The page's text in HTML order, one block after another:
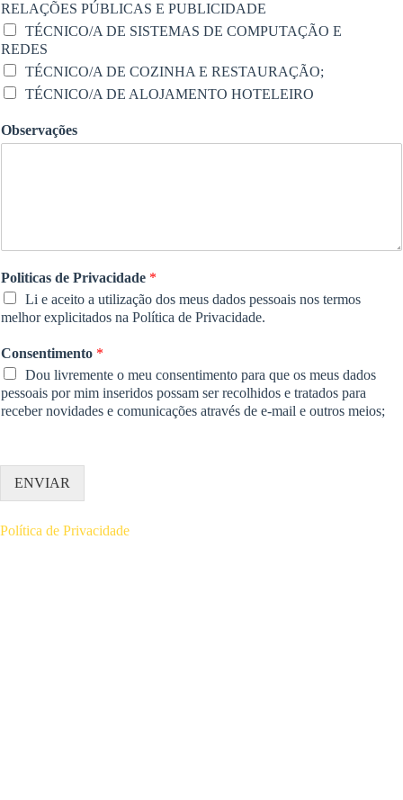
RELAÇÕES PÚBLICAS E PUBLICIDADE
TÉCNICO/A DE SISTEMAS DE COMPUTAÇÃO E
REDES
TÉCNICO/A DE COZINHA E RESTAURAÇÃO;
TÉCNICO/A DE ALOJAMENTO HOTELEIRO
Observações
Politicas de Privacidade *
Li e aceito a utilização dos meus dados pessoais nos termos
melhor explicitados na Política de Privacidade.
Consentimento *
Dou livremente o meu consentimento para que os meus dados
pessoais por mim inseridos possam ser recolhidos e tratados para
receber novidades e comunicações através de e-mail e outros meios;
ENVIAR
Política de Privacidade